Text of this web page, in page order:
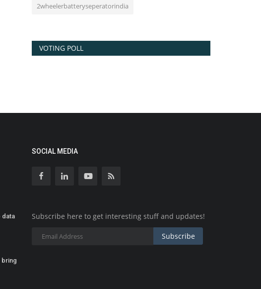
2wheelerbatteryseperatorindia
VOTING POLL
data
bring
SOCIAL MEDIA
Subscribe here to get interesting stuff and updates!
Subscribe